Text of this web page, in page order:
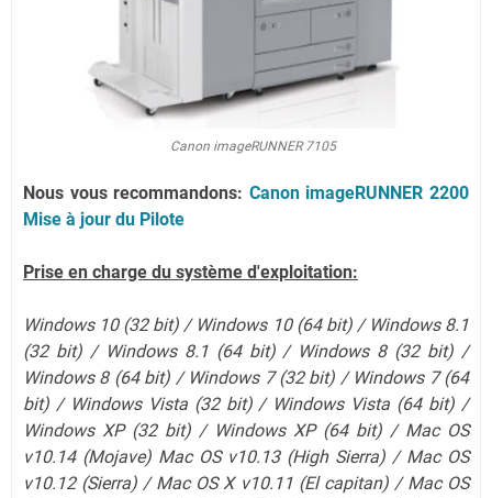
Canon imageRUNNER 7105
Nous vous recommandons: Canon imageRUNNER 2200
Mise à jour du Pilote
Prise en charge du système d'exploitation:
Windows 10 (32 bit) / Windows 10 (64 bit) / Windows 8.1
(32 bit) / Windows 8.1 (64 bit) / Windows 8 (32 bit) /
Windows 8 (64 bit) / Windows 7 (32 bit) / Windows 7 (64
bit) / Windows Vista (32 bit) / Windows Vista (64 bit) /
Windows XP (32 bit) / Windows XP (64 bit) / Mac OS
v10.14 (Mojave) Mac OS v10.13 (High Sierra) / Mac OS
v10.12 (Sierra) / Mac OS X v10.11 (El capitan) / Mac OS